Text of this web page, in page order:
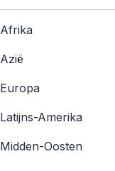
Afrika
Azië
Europa
Latijns-Amerika
Midden-Oosten